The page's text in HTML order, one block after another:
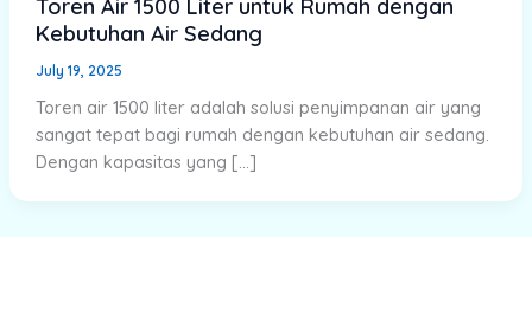
Toren Air 1500 Liter untuk Rumah dengan
Kebutuhan Air Sedang
July 19, 2025
Toren air 1500 liter adalah solusi penyimpanan air yang
sangat tepat bagi rumah dengan kebutuhan air sedang.
Dengan kapasitas yang […]